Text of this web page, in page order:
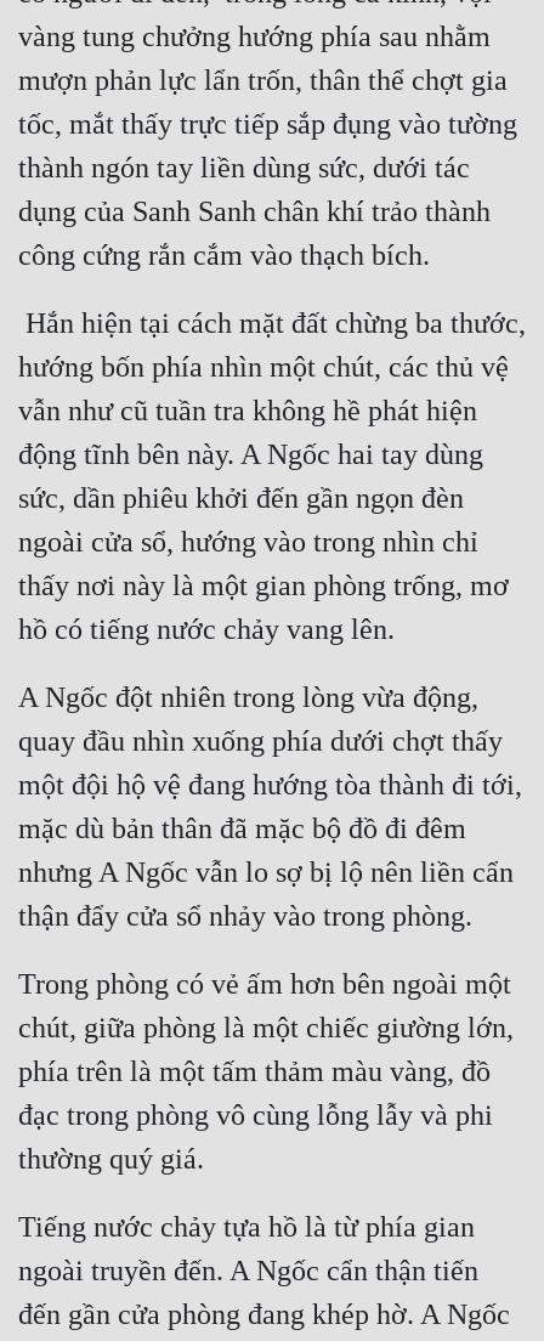
vàng tung chưởng hướng phía sau nhằm
mượn phản lực lẩn trốn, thân thể chợt gia
tốc, mắt thấy trực tiếp sắp đụng vào tường
thành ngón tay liền dùng sức, dưới tác
dụng của Sanh Sanh chân khí trảo thành
công cứng rắn cắm vào thạch bích.
Hắn hiện tại cách mặt đất chừng ba thước,
hướng bốn phía nhìn một chút, các thủ vệ
vẫn như cũ tuần tra không hề phát hiện
động tĩnh bên này. A Ngốc hai tay dùng
sức, dần phiêu khởi đến gần ngọn đèn
ngoài cửa sổ, hướng vào trong nhìn chỉ
thấy nơi này là một gian phòng trống, mơ
hồ có tiếng nước chảy vang lên.
A Ngốc đột nhiên trong lòng vừa động,
quay đầu nhìn xuống phía dưới chợt thấy
một đội hộ vệ đang hướng tòa thành đi tới,
mặc dù bản thân đã mặc bộ đồ đi đêm
nhưng A Ngốc vẫn lo sợ bị lộ nên liền cẩn
thận đẩy cửa sổ nhảy vào trong phòng.
Trong phòng có vẻ ấm hơn bên ngoài một
chút, giữa phòng là một chiếc giường lớn,
phía trên là một tấm thảm màu vàng, đồ
đạc trong phòng vô cùng lỗng lẫy và phi
thường quý giá.
Tiếng nước chảy tựa hồ là từ phía gian
ngoài truyền đến. A Ngốc cẩn thận tiến
đến gần cửa phòng đang khép hờ. A Ngốc